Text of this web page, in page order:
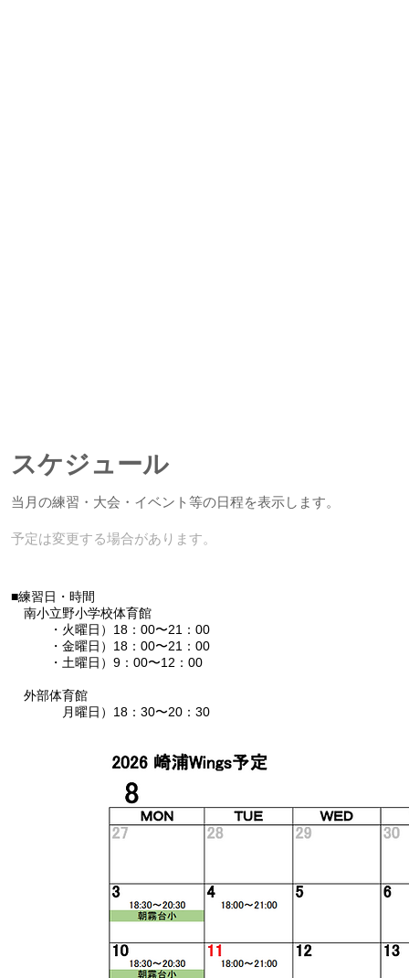
スケジュール
当月の練習・大会・イベント等の日程を表示します。
予定は変更する場合があります。
■練習日・時間
南小立野小学校体育館
・火曜日）18：00〜21：00
・金曜日）18：00〜21：00
・土曜日）9：00〜12：00
外部体育館
月曜日）18：30〜20：30